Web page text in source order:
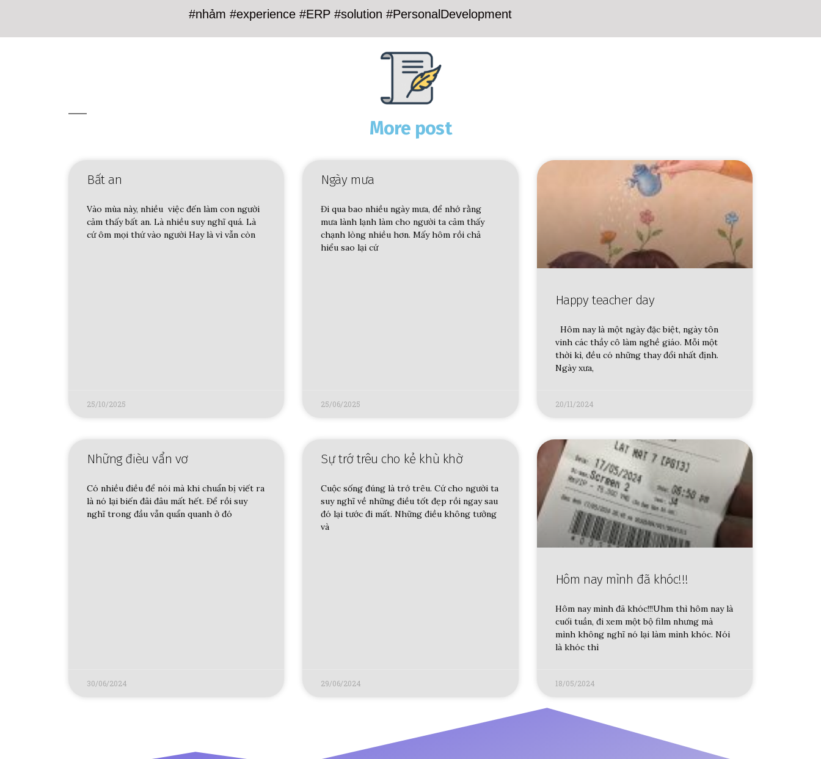
#nhảm #experience #ERP #solution #PersonalDevelopment
More post
Bất an
Vào mùa này, nhiều việc đến làm con người
cảm thấy bất an. Là nhiều suy nghĩ quá. Là
cứ ôm mọi thứ vào người Hay là vì vẫn còn
25/10/2025
Ngày mưa
Đi qua bao nhiều ngày mưa, để nhớ rằng
mưa lành lạnh làm cho người ta cảm thấy
chạnh lòng nhiều hơn. Mấy hôm rồi chả
hiểu sao lại cứ
25/06/2025
Happy teacher day
Hôm nay là một ngày đặc biệt, ngày tôn
vinh các thầy cô làm nghề giáo. Mỗi một
thời kì, đều có những thay đổi nhất định.
Ngày xưa,
20/11/2024
Những đièu vẩn vơ
Có nhiều điều để nói mà khi chuẩn bị viết ra
là nó lại biến đâi đâu mất hết. Để rồi suy
nghĩ trong đầu vẫn quẩn quanh ở đó
30/06/2024
Sự trớ trêu cho kẻ khù khờ
Cuộc sống đúng là trớ trêu. Cứ cho người ta
suy nghĩ về những điều tốt đẹp rồi ngay sau
đó lại tước đi mất. Những điều không tưởng
và
29/06/2024
Hôm nay mình đã khóc!!!
Hôm nay mình đã khóc!!!Uhm thì hôm nay là
cuối tuần, đi xem một bộ film nhưng mà
mình không nghĩ nó lại làm mình khóc. Nói
là khóc thì
18/05/2024